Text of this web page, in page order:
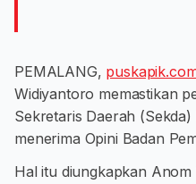
PEMALANG,
Widiyantoro memastikan
Sekretaris Daerah
menerima Opini Badan
Hal itu diungkapkan